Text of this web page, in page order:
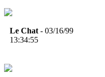
Le Chat - 03/16/99
13:34:55